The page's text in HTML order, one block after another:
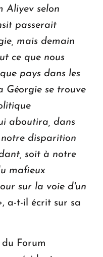
Aliyev selon
passerait
mais demain
ce que nous
pays dans les
Géorgie se trouve
aboutira, dans
disparition
soit à notre
mafieux
sur la voie d'un
a-t-il écrit sur sa
Forum